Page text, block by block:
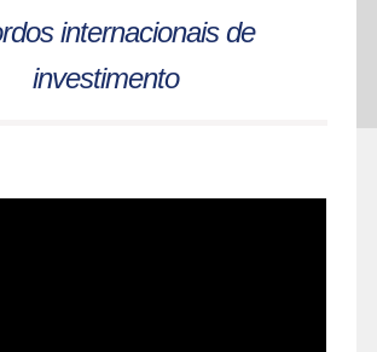
internacionais de
investimento